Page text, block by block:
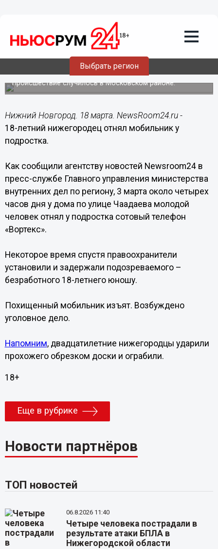
Выбрать регион
18.03.201501:00
18-летний нижегородец отнял
мобильник у подростка
Происшествие случилось в Московском районе.
Нижний Новгород. 18 марта. NewsRoom24.ru -
18-летний нижегородец отнял мобильник у
подростка.
Как сообщили агентству новостей Newsroom24 в
пресс-службе Главного управления министерства
внутренних дел по региону, 3 марта около четырех
часов дня у дома по улице Чаадаева молодой
человек отнял у подростка сотовый телефон
«Вортекс».
Некоторое время спустя правоохранители
установили и задержали подозреваемого –
безработного 18-летнего юношу.
Похищенный мобильник изъят. Возбуждено
уголовное дело.
Напомним, двадцатилетние нижегородцы ударили
прохожего обрезком доски и ограбили.
18+
Еще в рубрике
Новости партнёров
ТОП новостей
06.8.2026 11:40
Четыре человека пострадали в
результате атаки БПЛА в
Нижегородской области